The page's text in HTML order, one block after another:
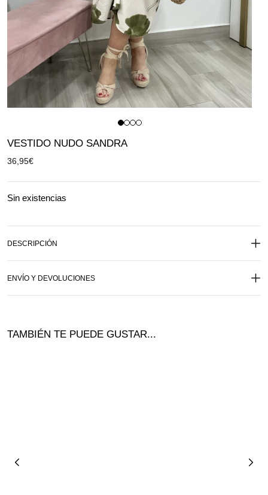
VESTIDO NUDO SANDRA
36,95€
Sin existencias
DESCRIPCIÓN
ENVÍO Y DEVOLUCIONES
TAMBIÉN TE PUEDE GUSTAR...